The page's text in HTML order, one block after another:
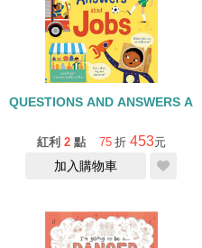
QUESTIONS AND ANSWERS
紅利 2 點 75 折 453元
加入購物車